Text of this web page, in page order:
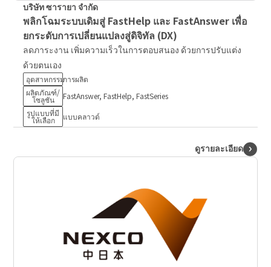
บริษัท ซารายา จำกัด
พลิกโฉมระบบเดิมสู่ FastHelp และ FastAnswer เพื่อ
ยกระดับการเปลี่ยนแปลงสู่ดิจิทัล (DX)
ลดภาระงาน เพิ่มความเร็วในการตอบสนอง ด้วยการปรับแต่ง
ด้วยตนเอง
อุตสาหกรรมการผลิต
ผลิตภัณฑ์/
โซลูชัน
FastAnswer, FastHelp, FastSeries
รูปแบบที่มี
ให้เลือก แบบคลาวด์
ดูรายละเอียด